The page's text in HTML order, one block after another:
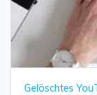
Gelöschtes